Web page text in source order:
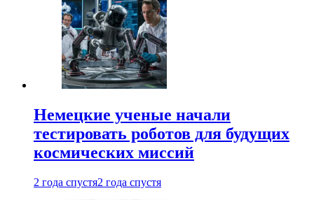
Немецкие ученые начали
тестировать роботов для будущих
космических миссий
2 года спустя2 года спустя